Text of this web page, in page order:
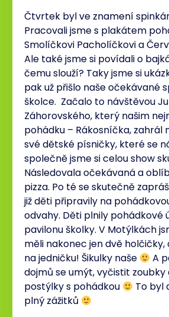
Čtvrtek byl ve znamení
Pracovali jsme s plakátem
Smolíčkovi Pacholíčkovi a
Ale také jsme si povídali o
čemu slouží? Taky jsme si
pak už přišlo naše očekávané
školce. Začalo to návštěvou
Záhorovského, který našim
pohádku – Rákosníčka, zahrál
své dětské písničky, které se
společně jsme si celou show
Následovala očekávaná a
pizza. Po té se skutečně
již děti připravily na
odvahy. Děti plnily pohádkové
pavilonu školky. V Motýlkách
měli nakonec jen dvě holčičky,
na jedničku! Šikulky naše
A
dojmů se umýt, vyčistit zoubky
postýlky s pohádkou
To byl
plný zážitků